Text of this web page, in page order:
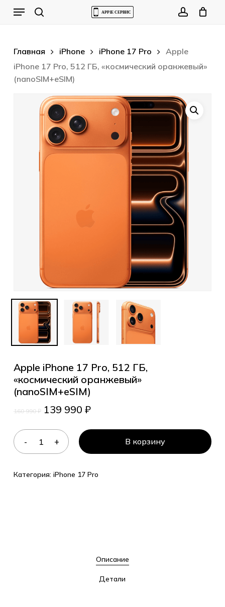
Menu
Главная iPhone iPhone 17 Pro
Apple
iPhone 17 Pro, 512 ГБ, «космический оранжевый»
(nanoSIM+eSIM)
Apple iPhone 17 Pro, 512 ГБ,
«космический оранжевый»
(nanoSIM+eSIM)
160 990₽ 139 990 ₽
В корзину
Категория: iPhone 17 Pro
Описание
Детали